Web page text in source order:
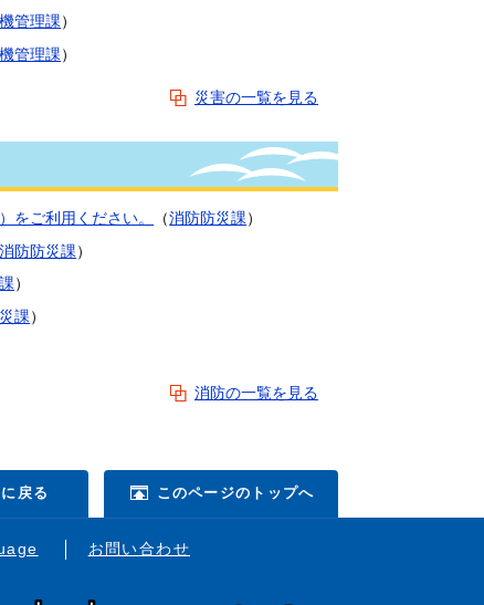
管理課）
管理課）
災害の一覧を見る
をご利用ください。 （消防防災課）
消防防災課）
）
課）
消防の一覧を見る
戻る このページのトップへ
お問い合わせ